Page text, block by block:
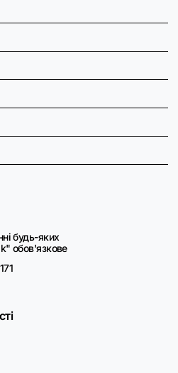
будь-яких
обов'язкове